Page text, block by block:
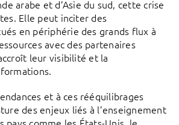
arabe et d’Asie du sud, cette crise
Elle peut inciter des
en périphérie des grands flux à
avec des partenaires
leur visibilité et la
et à ces rééquilibrages
des enjeux liés à l’enseignement